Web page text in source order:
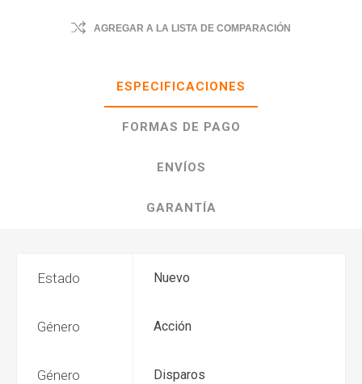
AGREGAR A LA LISTA DE COMPARACIÓN
ESPECIFICACIONES
FORMAS DE PAGO
ENVÍOS
GARANTÍA
Estado Nuevo
Género Acción
Género Disparos